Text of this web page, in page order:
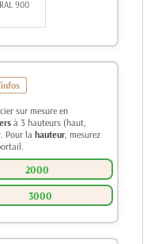
RAL 900
sur mesure en
à 3 hauteurs (haut,
Pour la hauteur, mesurez